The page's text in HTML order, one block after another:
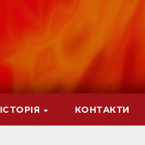
ІСТОРІЯ КОНТАКТИ